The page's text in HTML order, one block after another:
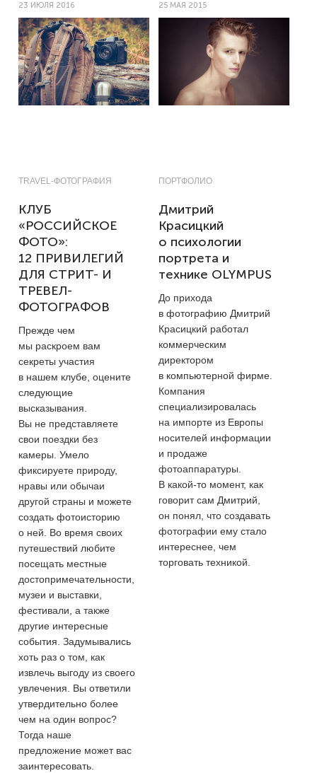
23 ИЮЛЯ 2016
TRAVEL-ФОТОГРАФИЯ
КЛУБ
«РОССИЙСКОЕ
ФОТО»:
12 ПРИВИЛЕГИЙ
ДЛЯ СТРИТ- И
ТРЕВЕЛ-
ФОТОГРАФОВ
Прежде чем
мы раскроем вам
секреты участия
в нашем клубе, оцените
следующие
высказывания.
Вы не представляете
свои поездки без
камеры. Умело
фиксируете природу,
нравы или обычаи
другой страны и можете
создать фотоисторию
о ней. Во время своих
путешествий любите
посещать местные
достопримечательности,
музеи и выставки,
фестивали, а также
другие интересные
события. Задумывались
хоть раз о том, как
извлечь выгоду из своего
увлечения. Вы ответили
утвердительно более
чем на один вопрос?
Тогда наше
предложение может вас
заинтересовать.
25 МАЯ 2015
ПОРТФОЛИО
Дмитрий
Красицкий
о психологии
портрета и
технике OLYMPUS
До прихода
в фотографию Дмитрий
Красицкий работал
коммерческим
директором
в компьютерной фирме.
Компания
специализировалась
на импорте из Европы
носителей информации
и продаже
фотоаппаратуры.
В какой-то момент, как
говорит сам Дмитрий,
он понял, что создавать
фотографии ему стало
интереснее, чем
торговать техникой.